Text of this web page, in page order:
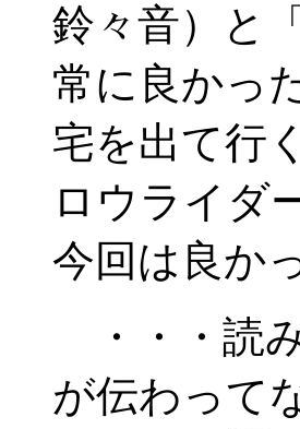
鈴々音）と
常に良かっ
宅を出て行
ロウライダ
今回は良か
・・・読
が伝わって